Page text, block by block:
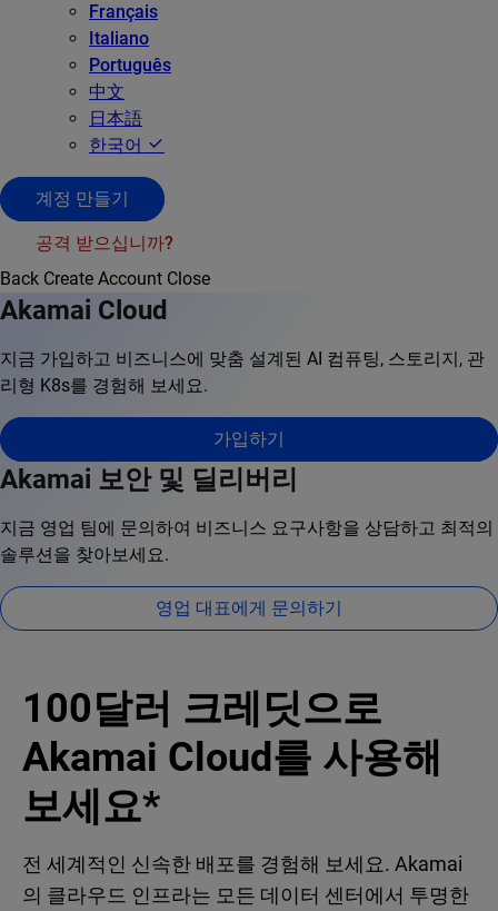
Français
Italiano
Português
中文
日本語
한국어
계정 만들기
공격 받으십니까?
Back Create Account Close
Akamai Cloud
지금 가입하고 비즈니스에 맞춤 설계된 AI 컴퓨팅, 스토리지, 관
리형 K8s를 경험해 보세요.
가입하기
Akamai 보안 및 딜리버리
지금 영업 팀에 문의하여 비즈니스 요구사항을 상담하고 최적의
솔루션을 찾아보세요.
영업 대표에게 문의하기
100달러 크레딧으로
Akamai Cloud를 사용해
보세요*
전 세계적인 신속한 배포를 경험해 보세요. Akamai
의 클라우드 인프라는 모든 데이터 센터에서 투명한